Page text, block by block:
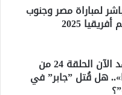
لمباراة مصر وجنوب
2025
بالتفاصيل: شاهد الآن الحلقة 24 من
هل قُتل ”جابر” في